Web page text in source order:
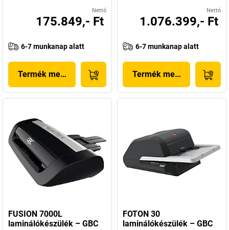
Nettó
175.849,- Ft
6-7 munkanap alatt
Termék megjelenítése
Nettó
1.076.399,- Ft
6-7 munkanap alatt
Termék megjelenítése
FUSION 7000L
laminálókészülék – GBC
FOTON 30
laminálókészülék – GBC